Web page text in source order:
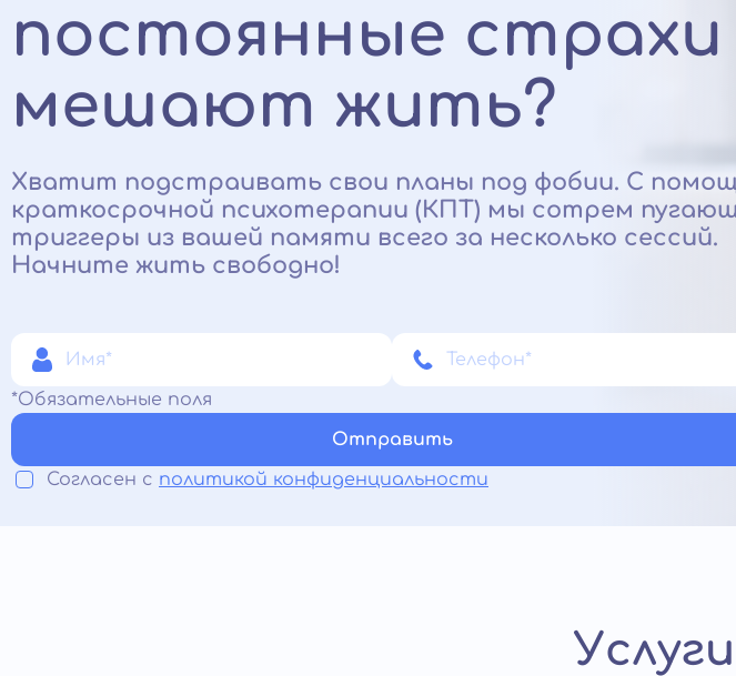
постоянные страхи
мешают жить?
Хватит подстраивать свои планы под фобии. С
краткосрочной психотерапии (КПТ) мы сотрем
триггеры из вашей памяти всего за несколько сессий.
Начните жить свободно!
*Обязательные поля
Отправить
Согласен с политикой конфиденциальности